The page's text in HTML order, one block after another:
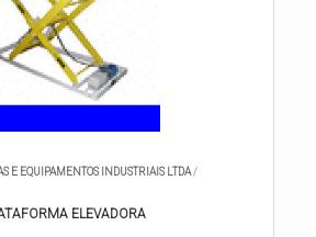
E EQUIPAMENTOS INDUSTRIAIS LTDA /
ELEVADORA